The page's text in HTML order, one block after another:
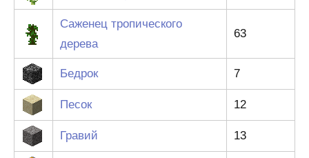
Саженец тропического
дерева
63
Бедрок 7
Песок 12
Гравий 13